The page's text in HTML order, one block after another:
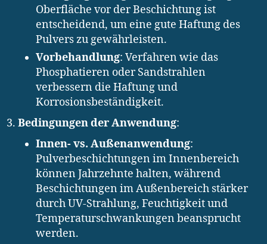
Oberfläche vor der Beschichtung ist
entscheidend, um eine gute Haftung des
Pulvers zu gewährleisten.
Vorbehandlung: Verfahren wie das
Phosphatieren oder Sandstrahlen
verbessern die Haftung und
Korrosionsbeständigkeit.
Bedingungen der Anwendung:
Innen- vs. Außenanwendung:
Pulverbeschichtungen im Innenbereich
können Jahrzehnte halten, während
Beschichtungen im Außenbereich stärker
durch UV-Strahlung, Feuchtigkeit und
Temperaturschwankungen beansprucht
werden.